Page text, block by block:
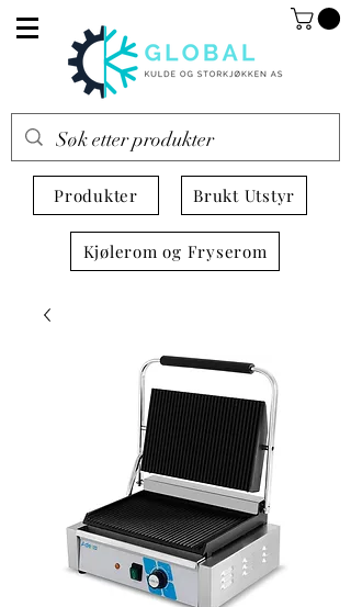
Produkter Brukt Utstyr
Kjølerom og Fryserom